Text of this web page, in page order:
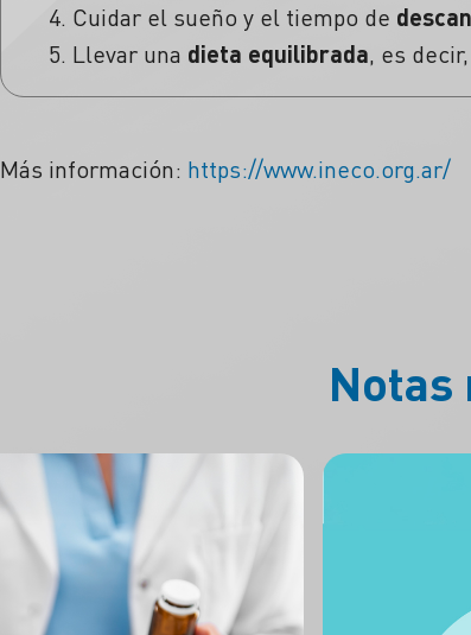
Cuidar el sueño y el tiempo de
Llevar una dieta equilibrada, es
Más información: https://www.ineco.org.ar/
Notas